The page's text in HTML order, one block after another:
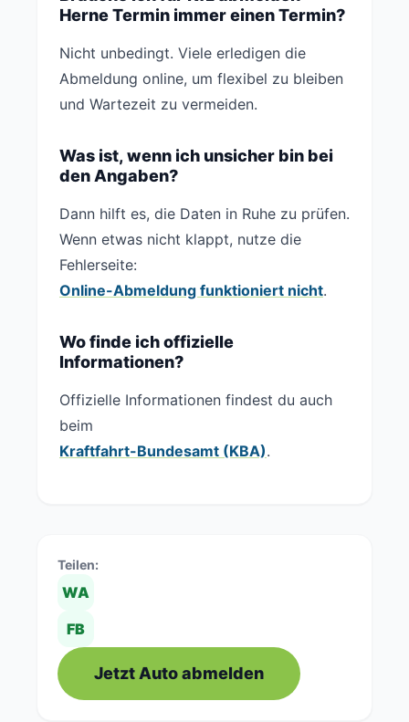
Herne Termin immer einen Termin?
Nicht unbedingt. Viele erledigen die
Abmeldung online, um flexibel zu bleiben
und Wartezeit zu vermeiden.
Was ist, wenn ich unsicher bin bei
den Angaben?
Dann hilft es, die Daten in Ruhe zu prüfen.
Wenn etwas nicht klappt, nutze die
Fehlerseite:
Online-Abmeldung funktioniert nicht.
Wo finde ich offizielle
Informationen?
Offizielle Informationen findest du auch
beim
Kraftfahrt-Bundesamt (KBA).
Teilen:
WA
FB
Jetzt Auto abmelden